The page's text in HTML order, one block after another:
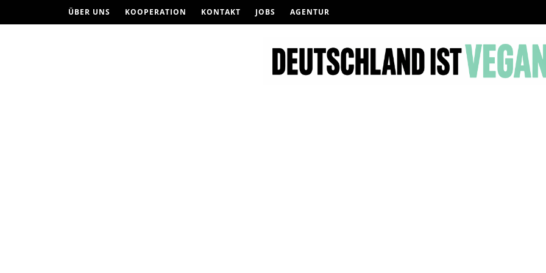
ÜBER UNS KOOPERATION KONTAKT JOBS AGENTUR